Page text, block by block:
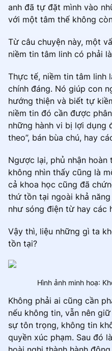
anh đã tự đặt mình vào
với một tâm thế không
Từ câu chuyện này, một
niềm tin tâm linh có phải
Thực tế, niềm tin tâm linh
chính đáng. Nó giúp con
hướng thiện và biết tự
niềm tin đó cần được
những hành vi bị lợi dụng
theo”, bán bùa chú, hay
Ngược lại, phủ nhận
không nhìn thấy cũng là
cả khoa học cũng đã
thứ tồn tại ngoài khả
như sóng điện từ hay các
Vậy thì, liệu những gì ta
tồn tại?
Hình ảnh minh hoạ:
Không phải ai cũng cần
nếu không tin, vẫn nên
sự tôn trọng, không tin
quyền xúc phạm. Sau đó